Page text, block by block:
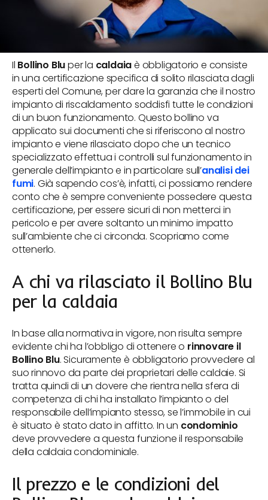
Il Bollino Bluper la caldaiaè obbligatorio e consiste
in una certificazione specifica di solito rilasciata dagli
esperti del Comune, per dare la garanzia che il nostro
impianto di riscaldamento soddisfi tutte le condizioni
di un buon funzionamento. Questo bollino va
applicato sui documenti che si riferiscono al nostro
impianto e viene rilasciato dopo che un tecnico
specializzato effettua i controlli sul funzionamento in
generale dell’impianto e in particolare sull’analisi dei
fumi. Già sapendo cos’è, infatti, ci possiamo rendere
conto che è sempre conveniente possedere questa
certificazione, per essere sicuri di non metterci in
pericolo e per avere soltanto un minimo impatto
sull’ambiente che ci circonda. Scopriamo come
ottenerlo.
A chi va rilasciato il Bollino Blu
per la caldaia
In base alla normativa in vigore, non risulta sempre
evidente chi ha l’obbligo di ottenere o rinnovare il
Bollino Blu. Sicuramente è obbligatorio provvedere al
suo rinnovo da parte dei proprietari delle caldaie. Si
tratta quindi di un dovere che rientra nella sfera di
competenza di chi ha installato l’impianto o del
responsabile dell’impianto stesso, se l’immobile in cui
è situato è stato dato in affitto. In un condominio
deve provvedere a questa funzione il responsabile
della caldaia condominiale.
Il prezzo e le condizioni del